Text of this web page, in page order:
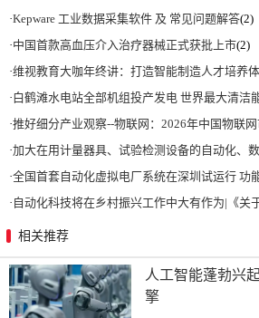
·Kepware 工业数据采集软件 及 常见问题解答(2)
·中国首款高血压介入治疗器械正式获批上市(2)
·维视教育大咖年终讲：打造智能制造人才培养
·白鹤滩水电站全部机组投产发电 世界最大清洁能源走廊全面建成|将为建设新型能源体系、
·推好细分产业观察--物联网：2026年中国物联网市场规模接近3000亿美元 智慧工
·加大在用计量器具、试验检测设备的自动化、数字化改造力度|市场监管总局 工业和信
·全国首套自动化虚拟电厂系统在深圳试运行 功能匹敌大
· 自动化科技将在乡村振兴工作中大有作为|《关于做好2023年全面
相关推荐
人工智能蓬勃兴
擎